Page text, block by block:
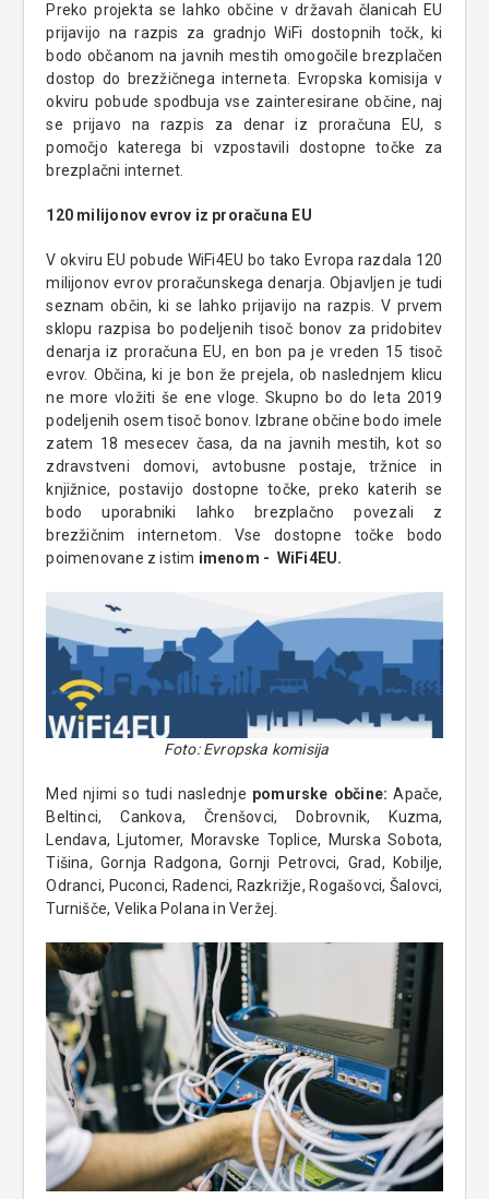
Preko projekta se lahko občine v državah članicah EU
prijavijo na razpis za gradnjo WiFi dostopnih točk, ki
bodo občanom na javnih mestih omogočile brezplačen
dostop do brezžičnega interneta. Evropska komisija v
okviru pobude spodbuja vse zainteresirane občine, naj
se prijavo na razpis za denar iz proračuna EU, s
pomočjo katerega bi vzpostavili dostopne točke za
brezplačni internet.
120 milijonov evrov iz proračuna EU
V okviru EU pobude WiFi4EU bo tako Evropa razdala 120
milijonov evrov proračunskega denarja. Objavljen je tudi
seznam občin, ki se lahko prijavijo na razpis. V prvem
sklopu razpisa bo podeljenih tisoč bonov za pridobitev
denarja iz proračuna EU, en bon pa je vreden 15 tisoč
evrov. Občina, ki je bon že prejela, ob naslednjem klicu
ne more vložiti še ene vloge. Skupno bo do leta 2019
podeljenih osem tisoč bonov. Izbrane občine bodo imele
zatem 18 mesecev časa, da na javnih mestih, kot so
zdravstveni domovi, avtobusne postaje, tržnice in
knjižnice, postavijo dostopne točke, preko katerih se
bodo uporabniki lahko brezplačno povezali z
brezžičnim internetom. Vse dostopne točke bodo
poimenovane z istim imenom - WiFi4EU.
Foto: Evropska komisija
Med njimi so tudi naslednje pomurske občine: Apače,
Beltinci, Cankova, Črenšovci, Dobrovnik, Kuzma,
Lendava, Ljutomer, Moravske Toplice, Murska Sobota,
Tišina, Gornja Radgona, Gornji Petrovci, Grad, Kobilje,
Odranci, Puconci, Radenci, Razkrižje, Rogašovci, Šalovci,
Turnišče, Velika Polana in Veržej.